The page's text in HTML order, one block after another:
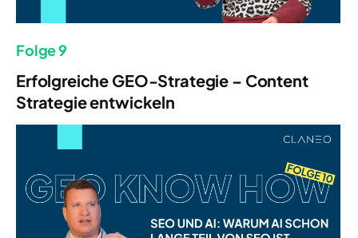
Folge 9
Erfolgreiche GEO-Strategie – Content
Strategie entwickeln